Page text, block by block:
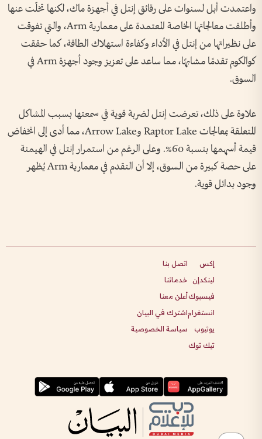
واعتمدت أبل لسنوات على رقائق إنتل في أجهزة ماك، لكنها تخلّت عنها
وأطلقت معالجاتها الخاصة المعتمدة على معمارية Arm، والتي تفوقت
على نظيراتها من إنتل في الأداء وكفاءة استهلاك الطاقة، كما حققت
كوالكوم تقدمًا مشابهًا، مما ساعد على تعزيز وجود أجهزة Arm في
السوق.
علاوة على ذلك، تعرضت إنتل لضربة قوية في سمعتها بسبب المشاكل
المتعلقة بمعالجات Raptor Lake وArrow Lake، مما أدى إلى انخفاض
قيمة أسهمها بنسبة 60%. وعلى الرغم من استمرار إنتل في الهيمنة
على حصة كبيرة من السوق، إلا أن التقدم في معمارية Arm يُظهر
وجود بدائل قوية.
إكس
لينكدإن
فيسبوك
انستغرام
يوتيوب
تيك توك
اتصل بنا
خدماتنا
أعلن معنا
اشترك في البيان
سياسة الخصوصية